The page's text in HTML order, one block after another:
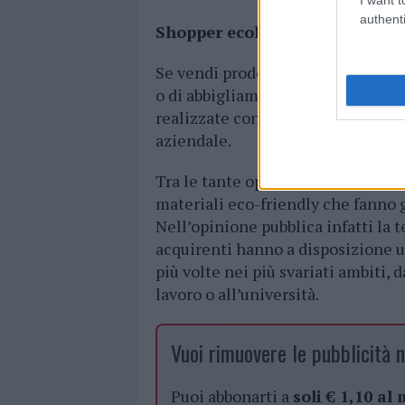
Shopper ecologiche e riciclate
Se vendi prodotti biologici e
o di abbigliamento, la scelta
realizzate con materiali riciclati
aziendale.
Tra le tante opzioni ci sono la
materiali eco-friendly che fanno
Nell’opinione pubblica infatti la
acquirenti hanno a disposizione
più volte nei più svariati ambiti,
lavoro o all’università.
Vuoi rimuovere le pubblicità
Puoi abbonarti a soli € 1,10 al